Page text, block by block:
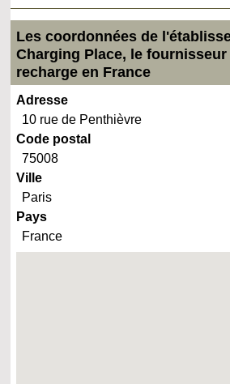
Les coordonnées de
Charging Place, le
recharge en France
Adresse
10 rue de Penthièvre
Code postal
75008
Ville
Paris
Pays
France